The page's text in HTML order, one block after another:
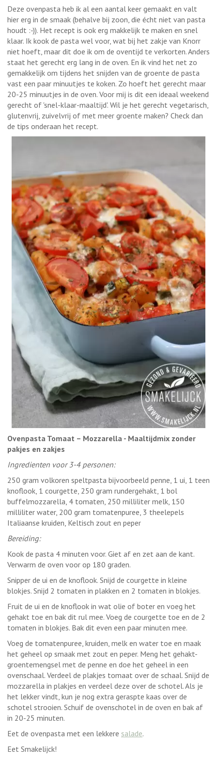
Deze ovenpasta heb ik al een aantal keer gemaakt en valt
hier erg in de smaak (behalve bij zoon, die écht niet van pasta
houdt :-)). Het recept is ook erg makkelijk te maken en snel
klaar. Ik kook de pasta wel voor, wat bij het zakje van Knorr
niet hoeft, maar dit doe ik om de oventijd te verkorten. Anders
staat het gerecht erg lang in de oven. En ik vind het net zo
gemakkelijk om tijdens het snijden van de groente de pasta
vast een paar minuutjes te koken. Zo hoeft het gerecht maar
20-25 minuutjes in de oven. Voor mij is dit een ideaal weekend
gerecht of 'snel-klaar-maaltijd'. Wil je het gerecht vegetarisch,
glutenvrij, zuivelvrij of met meer groente maken? Check dan
de tips onderaan het recept.
Ovenpasta Tomaat – Mozzarella - Maaltijdmix zonder
pakjes en zakjes
Ingredienten voor 3-4 personen:
250 gram volkoren speltpasta bijvoorbeeld penne, 1 ui, 1 teen
knoflook, 1 courgette, 250 gram rundergehakt, 1 bol
buffelmozzarella, 4 tomaten, 250 milliliter melk, 150
milliliter water, 200 gram tomatenpuree, 3 theelepels
Italiaanse kruiden, Keltisch zout en peper
Bereiding:
Kook de pasta 4 minuten voor. Giet af en zet aan de kant.
Verwarm de oven voor op 180 graden.
Snipper de ui en de knoflook. Snijd de courgette in kleine
blokjes. Snijd 2 tomaten in plakken en 2 tomaten in blokjes.
Fruit de ui en de knoflook in wat olie of boter en voeg het
gehakt toe en bak dit rul mee. Voeg de courgette toe en de 2
tomaten in blokjes. Bak dit even een paar minuten mee.
Voeg de tomatenpuree, kruiden, melk en water toe en maak
het geheel op smaak met zout en peper. Meng het gehakt-
groentemengsel met de penne en doe het geheel in een
ovenschaal. Verdeel de plakjes tomaat over de schaal. Snijd de
mozzarella in plakjes en verdeel deze over de schotel. Als je
het lekker vindt, kun je nog extra geraspte kaas over de
schotel strooien. Schuif de ovenschotel in de oven en bak af
in 20-25 minuten.
Eet de ovenpasta met een lekkere salade.
Eet Smakelijck!